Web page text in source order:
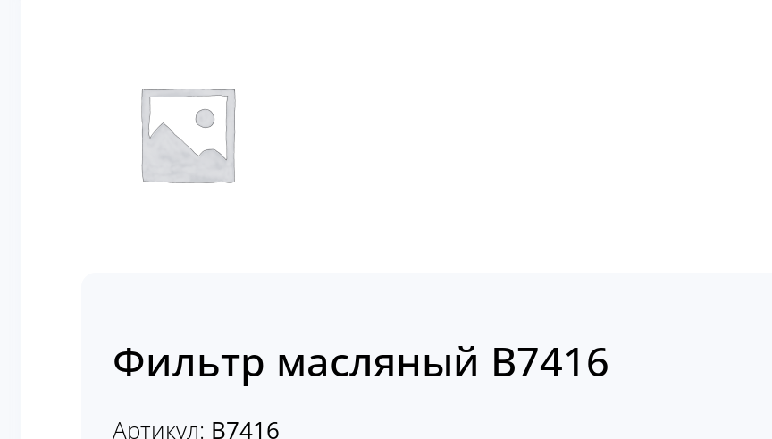
Фильтр масляный B7416
Артикул: B7416